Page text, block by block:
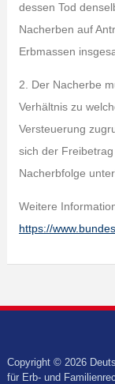
dessen Tod
Nacherben auf
Erbmassen
2. Der Nacherbe
Verhältnis zu
Versteuerung
sich der
Nacherbfolge
Weitere
https://
Copyright © 2026
für Erb- und